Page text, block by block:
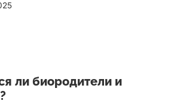
ли биородители и